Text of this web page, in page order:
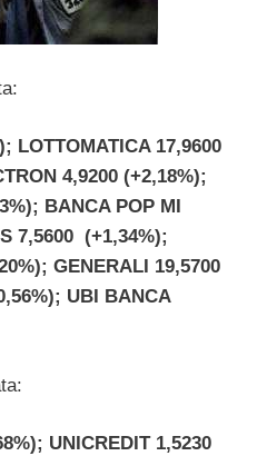
LOTTOMATICA 17,9600
4,9200 (+2,18%);
BANCA POP MI
7,5600 (+1,34%);
GENERALI 19,5700
UBI BANCA
UNICREDIT 1,5230